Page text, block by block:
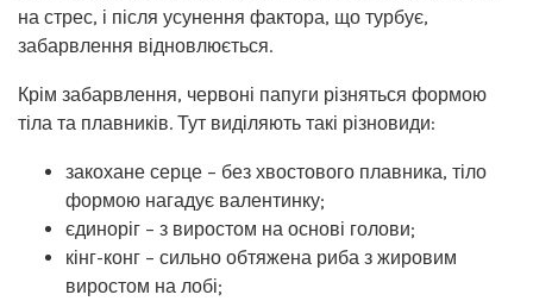
на стрес, і після усунення фактора, що турбує,
забарвлення відновлюється.
Крім забарвлення, червоні папуги різняться формою
тіла та плавників. Тут виділяють такі різновиди:
закохане серце – без хвостового плавника, тіло
формою нагадує валентинку;
єдиноріг – з виростом на основі голови;
кінг-конг – сильно обтяжена риба з жировим
виростом на лобі;